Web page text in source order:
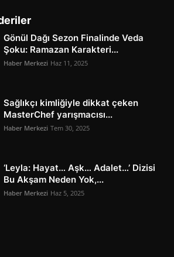
Gönül Dağı Sezon Finalinde Veda
Şoku: Ramazan Karakteri...
Haber Merkezi Haz 11, 2025
Sağlıkçı kimliğiyle dikkat çeken
MasterChef yarışmacısı...
Haber Merkezi Tem 30, 2025
‘Leyla: Hayat… Aşk… Adalet…’ Dizisi
Bu Akşam Neden Yok,...
Haber Merkezi Haz 5, 2025